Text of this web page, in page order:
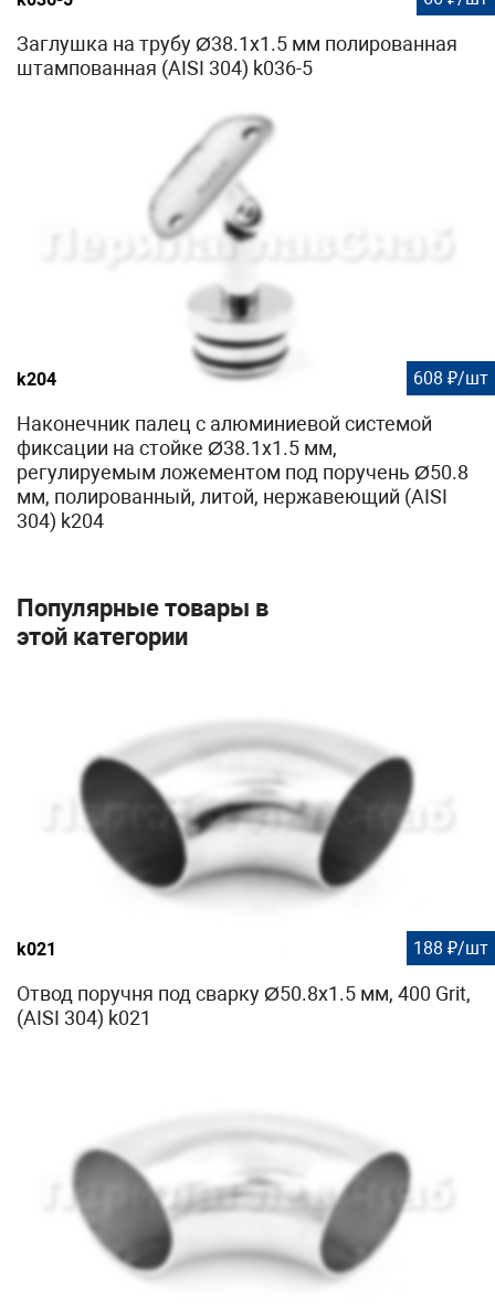
Заглушка на трубу Ø38.1х1.5 мм полированная
штампованная (AISI 304) k036-5
k204 608 ₽/шт
Наконечник палец с алюминиевой системой
фиксации на стойке Ø38.1х1.5 мм,
регулируемым ложементом под поручень Ø50.8
мм, полированный, литой, нержавеющий (AISI
304) k204
Популярные товары в
этой категории
k021 188 ₽/шт
Отвод поручня под сварку Ø50.8х1.5 мм, 400 Grit,
(AISI 304) k021